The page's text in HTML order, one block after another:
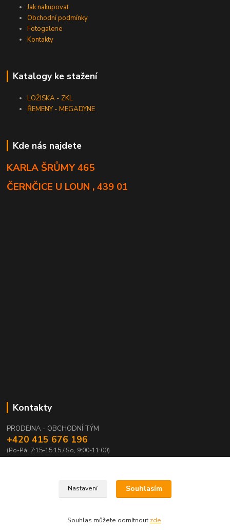
Jak nakupovat
Obchodní podmínky
Fotogalerie
Kontakty
Katalogy ke stažení
LOŽISKA - ZKL
ŘEMENY - MEGADYNE
Kde nás najdete
KARLA ŠRŮMY 465
ČERNČICE U LOUN , 439 01
Kontakty
PRODEJNA - OBCHODNÍ TÝM
+420 415 676 196
(Po-Pá, 7:15-15:15 / So, 9:00-11:00)
Nastavení Souhlasím
Souhlas můžete odmítnout zde.